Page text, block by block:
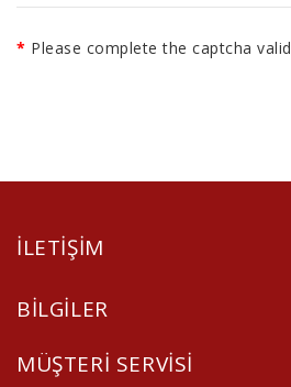
Please complete the captcha
ILETIŞIM
BILGILER
MÜŞTERI SERVISI